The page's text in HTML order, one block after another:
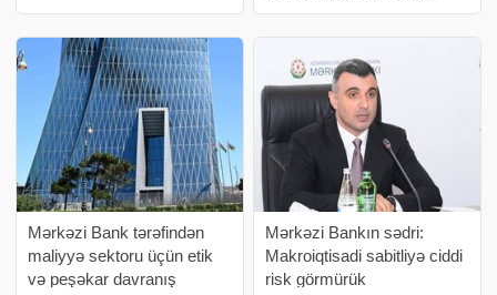
ABB-də Baş Strategiya
İnzibatçısını
dollarlaşma səviyyəsi müvafiq
dövrlə müqayisədə 4,6 faiz bənd
Mərkəzi Bank tərəfindən
maliyyə sektoru üçün etik
və peşəkar davranış
Mərkəzi Bankın sədri:
Makroiqtisadi sabitliyə ciddi
risk görmürük